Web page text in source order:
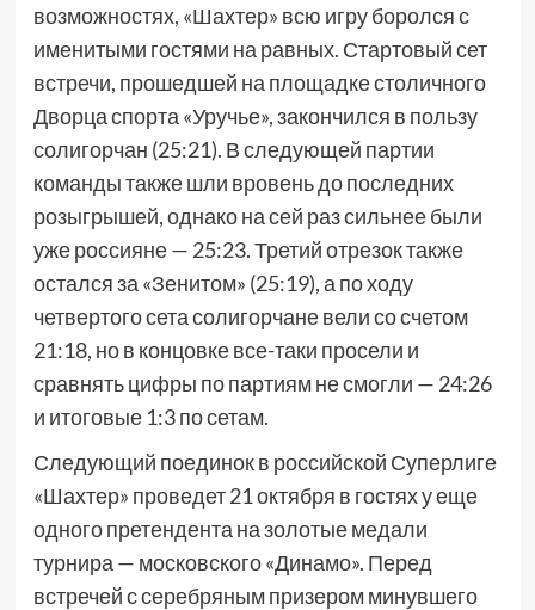
возможностях, «Шахтер» всю игру боролся с
именитыми гостями на равных. Стартовый сет
встречи, прошедшей на площадке столичного
Дворца спорта «Уручье», закончился в пользу
солигорчан (25:21). В следующей партии
команды также шли вровень до последних
розыгрышей, однако на сей раз сильнее были
уже россияне — 25:23. Третий отрезок также
остался за «Зенитом» (25:19), а по ходу
четвертого сета солигорчане вели со счетом
21:18, но в концовке все-таки просели и
сравнять цифры по партиям не смогли — 24:26
и итоговые 1:3 по сетам.
Следующий поединок в российской Суперлиге
«Шахтер» проведет 21 октября в гостях у еще
одного претендента на золотые медали
турнира — московского «Динамо». Перед
встречей с серебряным призером минувшего